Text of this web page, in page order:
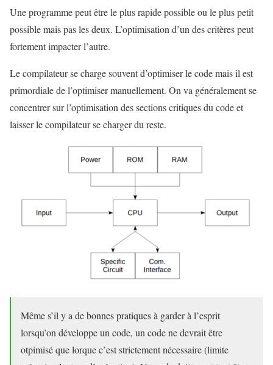
Une programme peut être le plus rapide possible ou le plus petit
possible mais pas les deux. L’optimisation d’un des critères peut
fortement impacter l’autre.
Le compilateur se charge souvent d’optimiser le code mais il est
primordiale de l’optimiser manuellement. On va généralement se
concentrer sur l’optimisation des sections critiques du code et
laisser le compilateur se charger du reste.
Même s’il y a de bonnes pratiques à garder à l’esprit
lorsqu’on développe un code, un code ne devrait être
otpimisé que lorque c’est strictement nécessaire (limite